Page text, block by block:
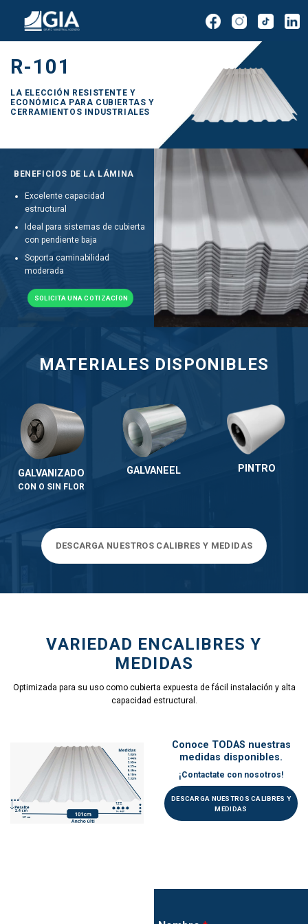
R-101
LA ELECCIÓN RESISTENTE Y
ECONÓMICA PARA CUBIERTAS Y
CERRAMIENTOS INDUSTRIALES
BENEFICIOS DE LA LÁMINA
Excelente capacidad
estructural
Ideal para sistemas de cubierta
con pendiente baja
Soporta caminabilidad
moderada
SOLICITA UNA COTIZACÍON
MATERIALES DISPONIBLES
GALVANIZADO
CON O SIN FLOR
GALVANEEL PINTRO
DESCARGA NUESTROS CALIBRES Y MEDIDAS
VARIEDAD ENCALIBRES Y
MEDIDAS
Optimizada para su uso como cubierta expuesta de fácil instalación y alta
capacidad estructural.
Conoce TODAS nuestras
medidas disponibles.
¡Contactate con nosotros!
DESCARGA NUESTROS CALIBRES Y
MEDIDAS